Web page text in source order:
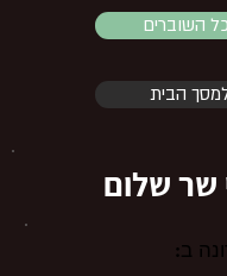
השוברים
הבית
שר שלום
ב: